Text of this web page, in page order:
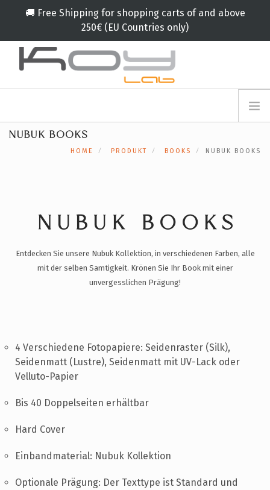
🚚 Free Shipping for shopping carts of and above
250€ (EU Countries only)
ANMELDEFORMULAR
KAMPAGNE
BLOG
NUBUK BOOKS
HOME PRODUKT BOOKS NUBUK BOOKS
NUBUK BOOKS
Entdecken Sie unsere Nubuk Kollektion, in verschiedenen Farben, alle
mit der selben Samtigkeit. Krönen Sie Ihr Book mit einer
unvergesslichen Prägung!
4 Verschiedene Fotopapiere: Seidenraster (Silk),
Seidenmatt (Lustre), Seidenmatt mit UV-Lack oder
Velluto-Papier
Bis 40 Doppelseiten erhältbar
Hard Cover
Einbandmaterial: Nubuk Kollektion
Optionale Prägung: Der Texttype ist Standard und